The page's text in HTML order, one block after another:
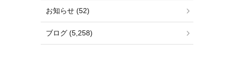
お知らせ (52)
ブログ (5,258)